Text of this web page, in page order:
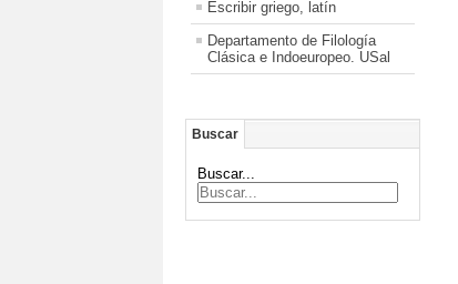
Escribir griego, latín
Departamento de Filología
Clásica e Indoeuropeo. USal
Buscar
Buscar...